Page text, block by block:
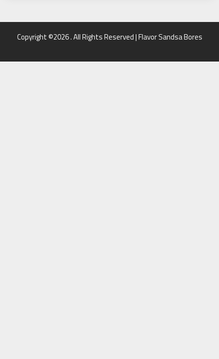
Copyright ©2026 . All Rights Reserved | Flavor Sandsa Bores